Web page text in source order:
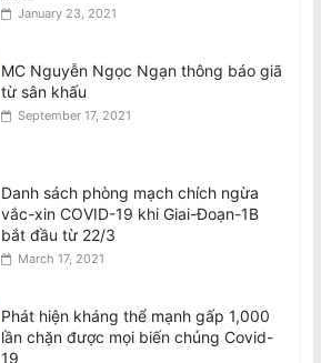
January 23, 2021
MC Nguyễn Ngọc Ngạn thông báo giã
từ sân khấu
September 17, 2021
Danh sách phòng mạch chích ngừa
vắc-xin COVID-19 khi Giai-Đoạn-1B
bắt đầu từ 22/3
March 17, 2021
Phát hiện kháng thể mạnh gấp 1,000
lần chặn được mọi biến chủng Covid-
19